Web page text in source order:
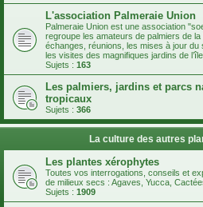
L'association Palmeraie Union
Palmeraie Union est une association
regroupe les amateurs de palmiers de
échanges, réunions, les mises à jour du
les visites des magnifiques jardins de l’île.
Sujets : 163
Les palmiers, jardins et parcs
tropicaux
Sujets : 366
La culture des autres
Les plantes xérophytes
Toutes vos interrogations, conseils et
de milieux secs : Agaves, Yucca,
Sujets : 1909